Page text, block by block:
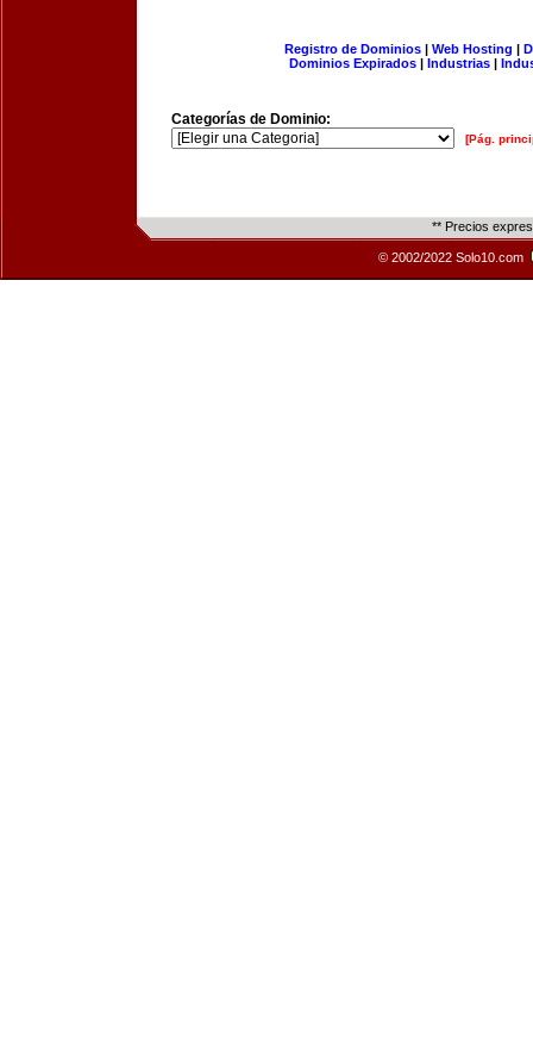
Registro de Dominios| Web Hosting |
Dominios Expirados | Industrias |
Categorías de Dominio:
[Pág.
** Precios
© 2002/2022 Solo10.com